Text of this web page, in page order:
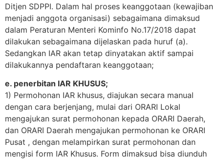
Ditjen SDPPI. Dalam hal proses keanggotaan (kewajiban
menjadi anggota organisasi) sebagaimana dimaksud
dalam Peraturan Menteri Kominfo No.17/2018 dapat
dilakukan sebagaimana dijelaskan pada huruf (a).
Sedangkan IAR akan tetap dinyatakan aktif sampai
dilakukannya pendaftaran keanggotaan;
e. penerbitan IAR KHUSUS;
1) Permohonan IAR khusus, diajukan secara manual
dengan cara berjenjang, mulai dari ORARI Lokal
mengajukan surat permohonan kepada ORARI Daerah,
dan ORARI Daerah mengajukan permohonan ke ORARI
Pusat , dengan melampirkan surat permohonan dan
mengisi form IAR Khusus. Form dimaksud bisa diunduh